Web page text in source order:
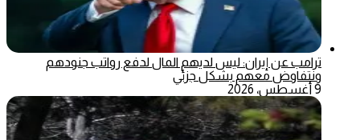
ترامب عن إيران: ليس لديهم المال لدفع رواتب جنودهم
ونتفاوض معهم بشكل جزئي
9 أغسطس، 2026